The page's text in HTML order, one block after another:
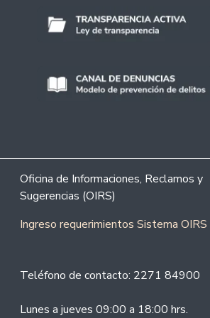
Oficina de Informaciones, Reclamos y
Sugerencias (OIRS)
Ingreso requerimientos Sistema OIRS
Teléfono de contacto: 2271 84900
Lunes a jueves 09:00 a 18:00 hrs.